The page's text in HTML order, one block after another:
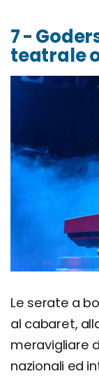
7 -
teatrale
Le serate a
al cabaret,
meravigliare
nazionali ed